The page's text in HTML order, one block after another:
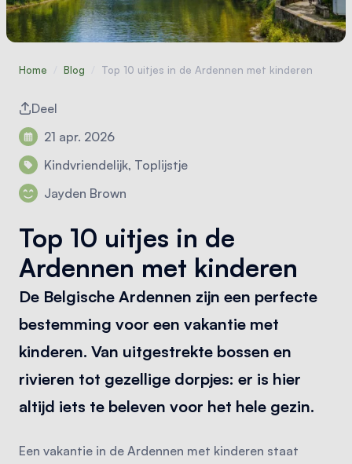
Home Blog Top 10 uitjes in de Ardennen met kinderen
Deel
21 apr. 2026
Kindvriendelijk, Toplijstje
Jayden Brown
Top 10 uitjes in de
Ardennen met kinderen
De Belgische Ardennen zijn een perfecte
bestemming voor een vakantie met
kinderen. Van uitgestrekte bossen en
rivieren tot gezellige dorpjes: er is hier
altijd iets te beleven voor het hele gezin.
Een vakantie in de Ardennen met kinderen staat